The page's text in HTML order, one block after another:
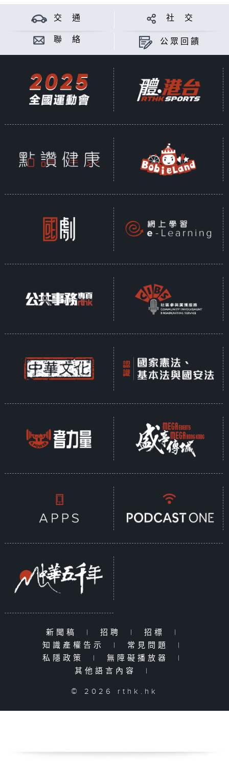
交 通 社 交
聯 絡 公眾回饋
新聞稿 | 招聘 | 招標
|
知識產權告示
| 常見問題
|
私隱政策
| 無障礙播放器
|
其他語言內容
|
© 2026 rthk.hk